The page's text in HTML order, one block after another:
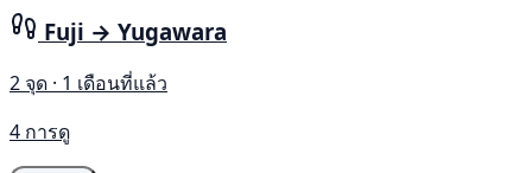
Fuji → Yugawara
2 จุด · 1 เดือนที่แล้ว
4 การดู